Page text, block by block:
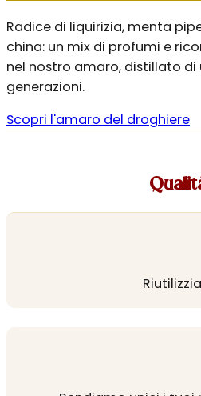
Radice di liquirizia, menta
china: un mix di profumi e
nel nostro amaro, distillato di
generazioni.
Scopri l'amaro del droghiere